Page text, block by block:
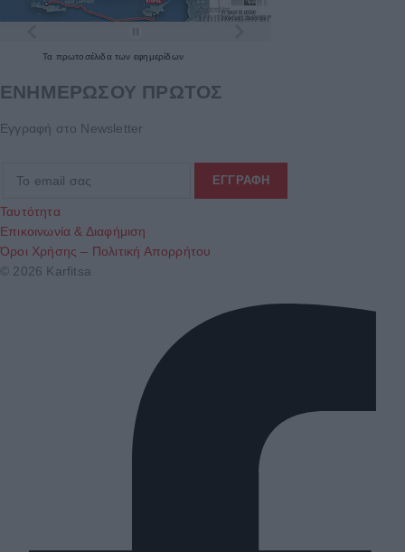
Τα πρωτοσέλιδατων εφημερίδων
ΕΝΗΜΕΡΩΣΟΥ ΠΡΩΤΟΣ
Εγγραφή στο Newsletter
Ταυτότητα
Επικοινωνία & Διαφήμιση
Όροι Χρήσης – Πολιτική Απορρήτου
© 2026 Karfitsa